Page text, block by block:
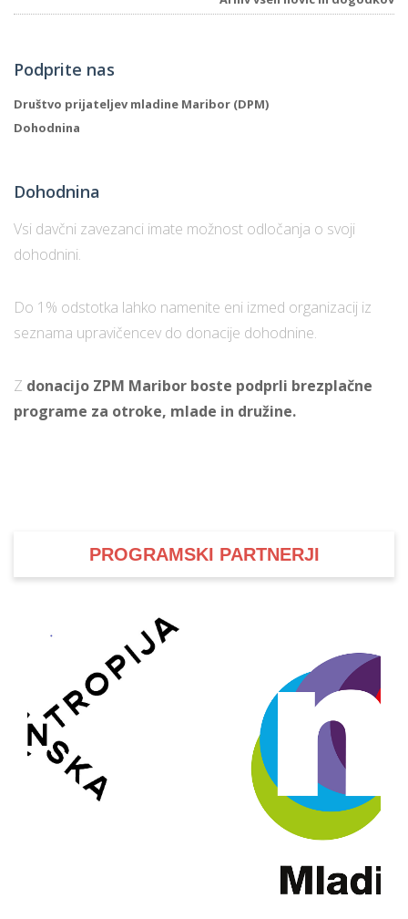
Podprite nas
Društvo prijateljev mladine Maribor (DPM)
Dohodnina
Dohodnina
Vsi davčni zavezanci imate možnost odločanja o svoji
dohodnini.
Do 1% odstotka lahko namenite eni izmed organizacij iz
seznama upravičencev do donacije dohodnine.
Z donacijo ZPM Maribor boste podprli brezplačne
programe za otroke, mlade in družine.
PROGRAMSKI PARTNERJI